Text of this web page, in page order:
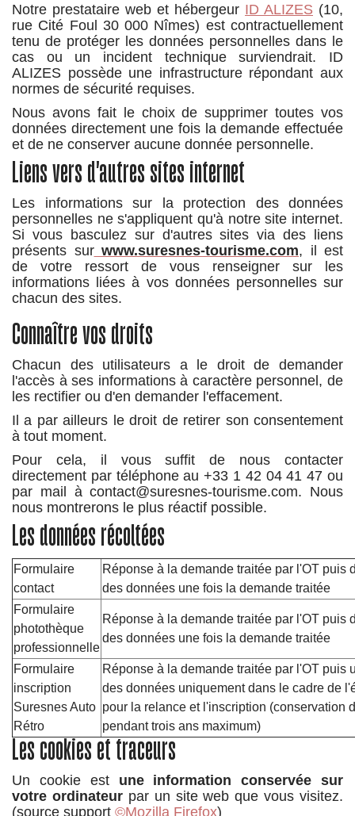
Notre prestataire web et hébergeur ID ALIZES (10,
rue Cité Foul 30 000 Nîmes) est contractuellement
tenu de protéger les données personnelles dans le
cas ou un incident technique surviendrait. ID
ALIZES possède une infrastructure répondant aux
normes de sécurité requises.
Nous avons fait le choix de supprimer toutes vos
données directement une fois la demande effectuée
et de ne conserver aucune donnée personnelle.
Liens vers d'autres sites internet
Les informations sur la protection des données
personnelles ne s'appliquent qu'à notre site internet.
Si vous basculez sur d'autres sites via des liens
présents sur www.suresnes-tourisme.com, il est
de votre ressort de vous renseigner sur les
informations liées à vos données personnelles sur
chacun des sites.
Connaître vos droits
Chacun des utilisateurs a le droit de demander
l'accès à ses informations à caractère personnel, de
les rectifier ou d'en demander l'effacement.
Il a par ailleurs le droit de retirer son consentement
à tout moment.
Pour cela, il vous suffit de nous contacter
directement par téléphone au +33 1 42 04 41 47 ou
par mail à contact@suresnes-tourisme.com. Nous
nous montrerons le plus réactif possible.
Les données récoltées
Formulaire
contact
Réponse à la demande traitée par l'OT puis
des données une fois la demande traitée
Formulaire
photothèque
professionnelle
Réponse à la demande traitée par l'OT puis
des données une fois la demande traitée
Formulaire
inscription
Suresnes Auto
Rétro
Réponse à la demande traitée par l'OT puis
des données uniquement dans le cadre de
pour la relance et l'inscription (conservation
pendant trois ans maximum)
Les cookies et traceurs
Un cookie est une information conservée sur
votre ordinateur par un site web que vous visitez.
(source support ©Mozilla Firefox)